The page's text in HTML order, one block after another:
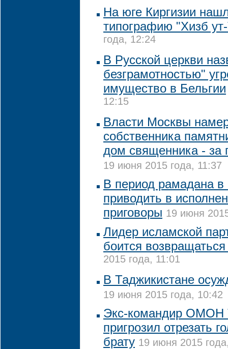
На юге Киргизии
типографию "Хизб
года, 12:24
В Русской церкви
безграмотностью"
имущество в Бельгии
12:15
Власти Москвы
собственника
дом священника - за
19 июня 2015 года, 11:37
В период рамадана в
приводить в
приговоры 19 июня
Лидер исламской
боится
2015 года, 11:01
В Таджикистане
19 июня 2015 года, 10:42
Экс-командир ОМОН
пригрозил отрезать
брату 19 июня 2015